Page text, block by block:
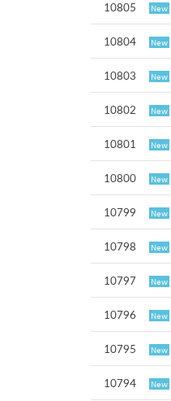
10805
New
10804
New
10803
New
10802
New
10801
New
10800
New
10799
New
10798
New
10797
New
10796
New
10795
New
10794
New